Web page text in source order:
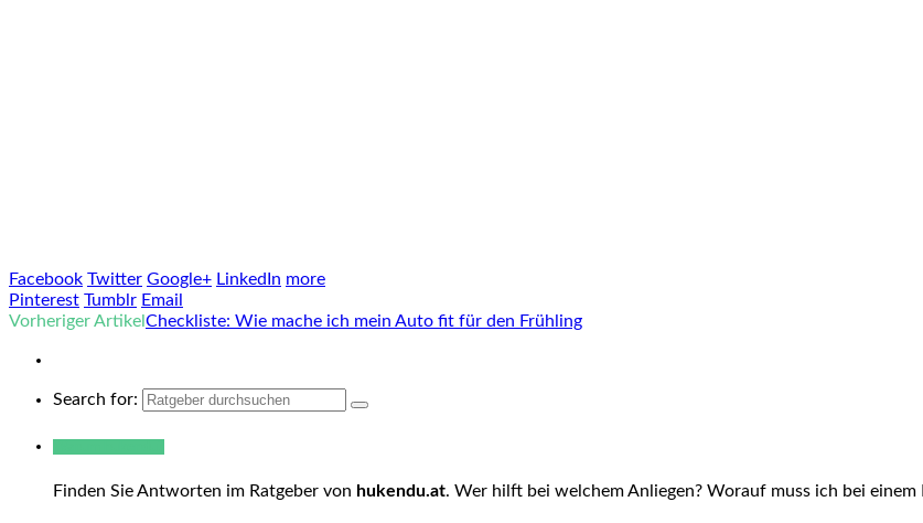
Facebook Twitter Google+ LinkedIn more
Pinterest Tumblr Email
Vorheriger Artikel Checkliste: Wie mache ich mein Auto fit für den Frühling
Search for:
Finden Sie Antworten im Ratgeber von hukendu.at. Wer hilft bei welchem Anliegen? Worauf muss ich bei